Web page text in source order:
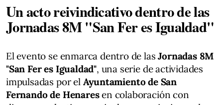
Un acto reivindicativo dentro de las
Jornadas 8M "San Fer es Igualdad"
El evento se enmarca dentro de lasJornadas 8M
"San Fer es Igualdad", una serie de actividades
impulsadas por el Ayuntamiento de San
Fernando de Henaresen colaboración con